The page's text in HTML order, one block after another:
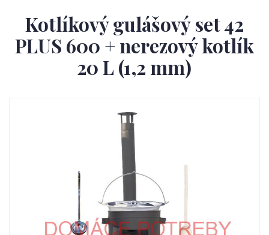
Kotlíkový gulášový set 42
PLUS 600 + nerezový kotlík
20 L (1,2 mm)